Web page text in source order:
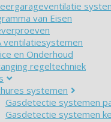
van Eisen
ventilatiesystemen
en Onderhoud
regeltechniek
systemen
Gasdetectie systemen
Gasdetectie systemen